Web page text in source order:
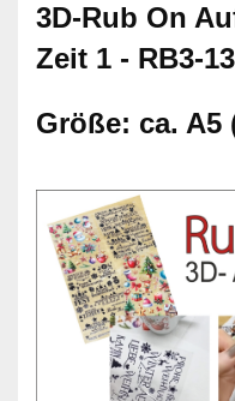
3D-Rub On
Zeit 1 - RB3-
Größe: ca. A5